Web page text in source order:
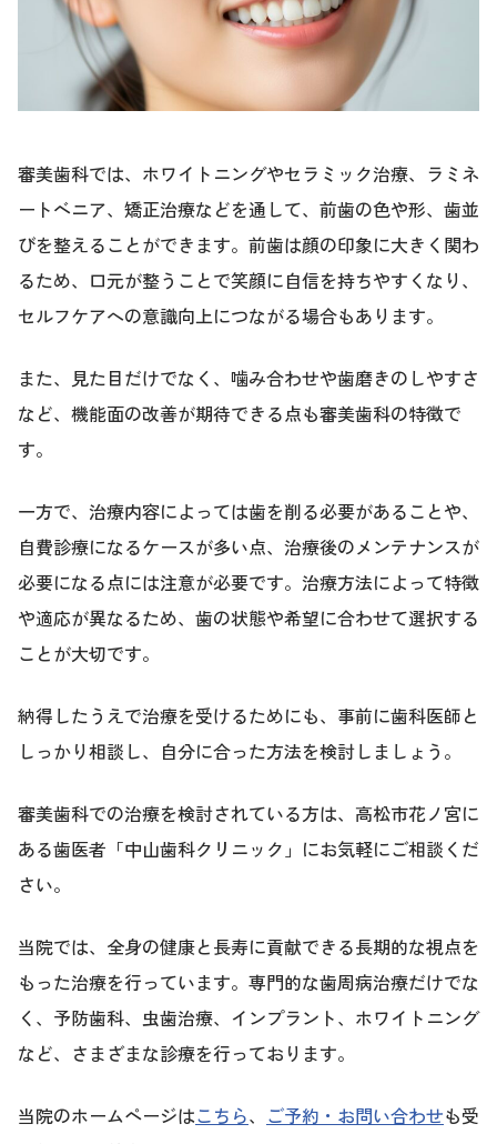
審美歯科では、ホワイトニングやセラミック治療、ラミネ
ートベニア、矯正治療などを通して、前歯の色や形、歯並
びを整えることができます。前歯は顔の印象に大きく関わ
るため、口元が整うことで笑顔に自信を持ちやすくなり、
セルフケアへの意識向上につながる場合もあります。
また、見た目だけでなく、噛み合わせや歯磨きのしやすさ
など、機能面の改善が期待できる点も審美歯科の特徴で
す。
一方で、治療内容によっては歯を削る必要があることや、
自費診療になるケースが多い点、治療後のメンテナンスが
必要になる点には注意が必要です。治療方法によって特徴
や適応が異なるため、歯の状態や希望に合わせて選択する
ことが大切です。
納得したうえで治療を受けるためにも、事前に歯科医師と
しっかり相談し、自分に合った方法を検討しましょう。
審美歯科での治療を検討されている方は、高松市花ノ宮に
ある歯医者「中山歯科クリニック」にお気軽にご相談くだ
さい。
当院では、全身の健康と長寿に貢献できる長期的な視点を
もった治療を行っています。専門的な歯周病治療だけでな
く、予防歯科、虫歯治療、インプラント、ホワイトニング
など、さまざまな診療を行っております。
当院のホームページはこちら、 ご予約・お問い合わせも受